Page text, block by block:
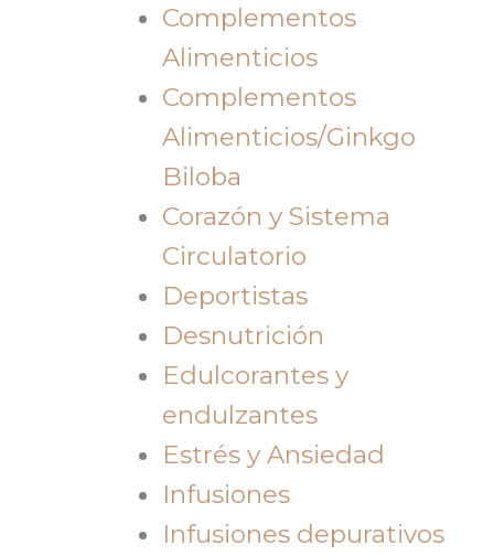
Complementos
Alimenticios
Complementos
Alimenticios/Ginkgo
Biloba
Corazón y Sistema
Circulatorio
Deportistas
Desnutrición
Edulcorantes y
endulzantes
Estrés y Ansiedad
Infusiones
Infusiones depurativos